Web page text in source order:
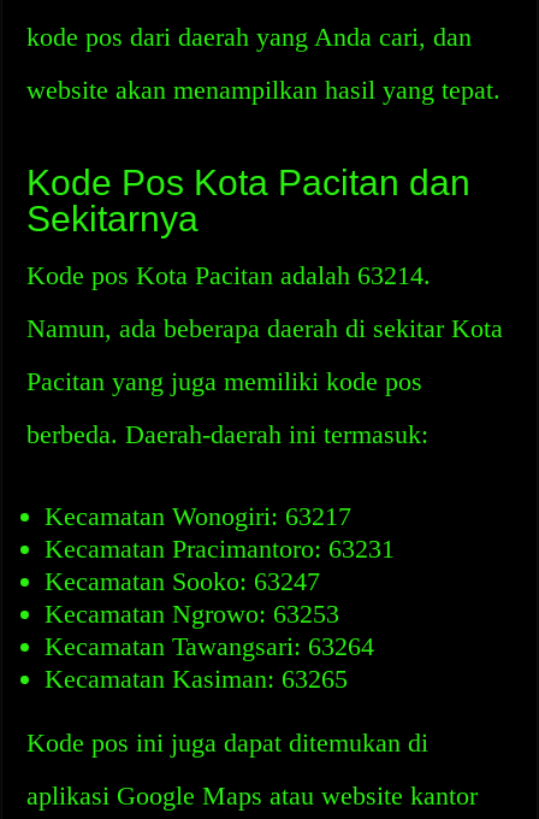
kode pos dari daerah yang Anda cari, dan
website akan menampilkan hasil yang tepat.
Kode Pos Kota Pacitan dan
Sekitarnya
Kode pos Kota Pacitan adalah 63214.
Namun, ada beberapa daerah di sekitar Kota
Pacitan yang juga memiliki kode pos
berbeda. Daerah-daerah ini termasuk:
Kecamatan Wonogiri: 63217
Kecamatan Pracimantoro: 63231
Kecamatan Sooko: 63247
Kecamatan Ngrowo: 63253
Kecamatan Tawangsari: 63264
Kecamatan Kasiman: 63265
Kode pos ini juga dapat ditemukan di
aplikasi Google Maps atau website kantor